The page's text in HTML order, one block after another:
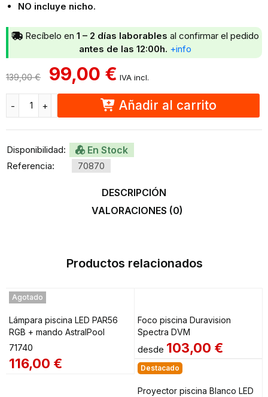
NO incluye nicho.
Recíbelo en 1 – 2 días laborables al confirmar el pedido
antes de las 12:00h. +info
139,00€ 99,00 € IVA incl.
Añadir al carrito
Disponibilidad: En Stock
Referencia: 70870
DESCRIPCIÓN
VALORACIONES (0)
Productos relacionados
Agotado
Lámpara piscina LED PAR56
RGB + mando AstralPool
71740
116,00 €
Foco piscina Duravision
Spectra DVM
desde 103,00 €
Destacado
Proyector piscina Blanco LED